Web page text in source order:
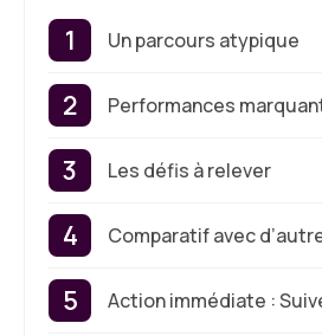
Un parcours atypique
Performances
Les défis à relever
Comparatif avec
Action immédiate :